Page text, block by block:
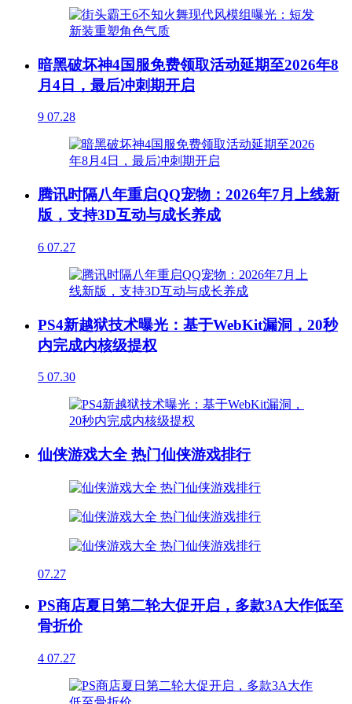
暗黑破坏神4国服免费领取活动延期至2026年8
月4日，最后冲刺期开启
9 07.28
腾讯时隔八年重启QQ宠物：2026年7月上线新
版，支持3D互动与成长养成
6 07.27
PS4新越狱技术曝光：基于WebKit漏洞，20秒
内完成内核级提权
5 07.30
仙侠游戏大全 热门仙侠游戏排行
07.27
PS商店夏日第二轮大促开启，多款3A大作低至
骨折价
4 07.27